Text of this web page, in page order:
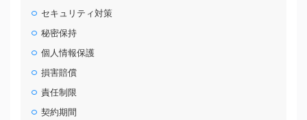
セキュリティ対策
秘密保持
個人情報保護
損害賠償
責任制限
契約期間